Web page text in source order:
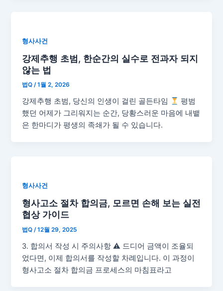
형사사건
강제추행 초범, 한순간의 실수로 전과자 되지
않는 법
법Q/1월 2, 2026
강제추행 초범, 당신의 인생이 걸린 골든타임
평범
했던 어제가 그리워지는 순간, 당황스러운 마음에 내뱉
은 한마디가 평생의 족쇄가 될 수 있습니다.
형사사건
형사고소 절차 합의금, 모르면 손해 보는 실전
협상 가이드
법Q/12월 29, 2025
3. 합의서 작성 시 주의사항 ⚠ 드디어 금액이 조율되
었다면, 이제 합의서를 작성할 차례입니다. 이 과정이
형사고소 절차 합의금 프로세스의 마침표라고